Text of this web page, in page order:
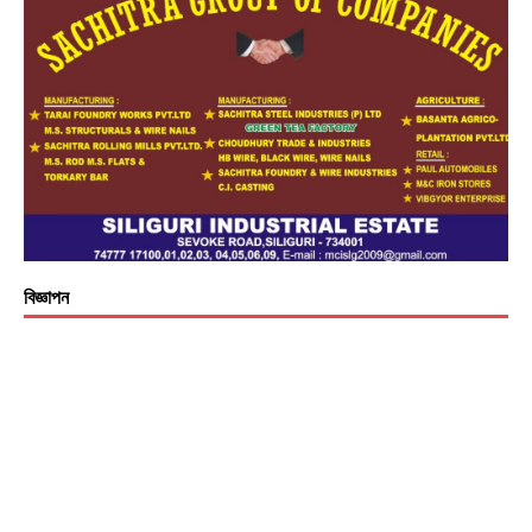
বিজ্ঞাপন